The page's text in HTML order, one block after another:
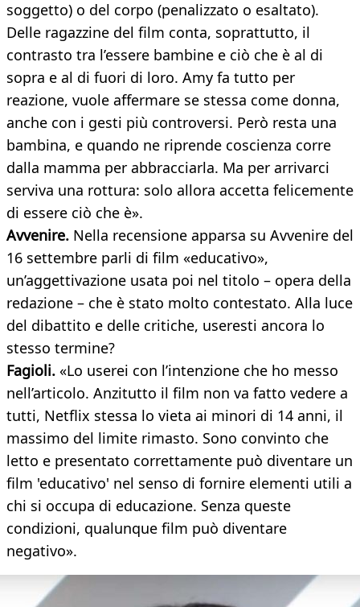
soggetto) o del corpo (penalizzato o esaltato).
Delle ragazzine del film conta, soprattutto, il
contrasto tra l’essere bambine e ciò che è al di
sopra e al di fuori di loro. Amy fa tutto per
reazione, vuole affermare se stessa come donna,
anche con i gesti più controversi. Però resta una
bambina, e quando ne riprende coscienza corre
dalla mamma per abbracciarla. Ma per arrivarci
serviva una rottura: solo allora accetta felicemente
di essere ciò che è».
Avvenire. Nella recensione apparsa su Avvenire del
16 settembre parli di film «educativo»,
un’aggettivazione usata poi nel titolo – opera della
redazione – che è stato molto contestato. Alla luce
del dibattito e delle critiche, useresti ancora lo
stesso termine?
Fagioli. «Lo userei con l’intenzione che ho messo
nell’articolo. Anzitutto il film non va fatto vedere a
tutti, Netflix stessa lo vieta ai minori di 14 anni, il
massimo del limite rimasto. Sono convinto che
letto e presentato correttamente può diventare un
film 'educativo' nel senso di fornire elementi utili a
chi si occupa di educazione. Senza queste
condizioni, qualunque film può diventare
negativo».